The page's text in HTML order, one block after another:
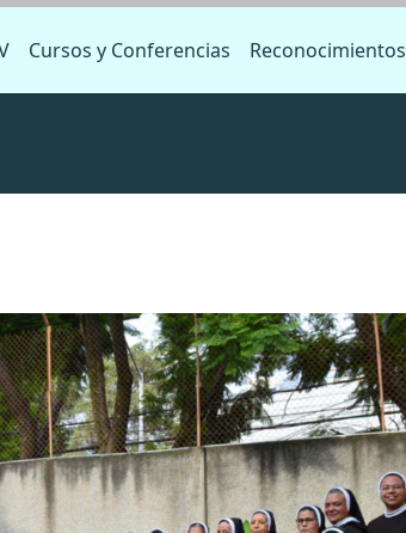
Cursos y Conferencias Reconocimientos